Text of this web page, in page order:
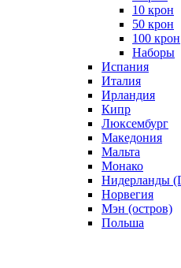
10 крон
50 крон
100 крон
Наборы
Испания
Италия
Ирландия
Кипр
Люксембург
Македония
Мальта
Монако
Нидерланды
Норвегия
Мэн (остров)
Польша